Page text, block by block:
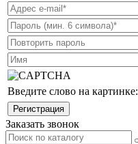
Введите слово на картинке:
Заказать звонок